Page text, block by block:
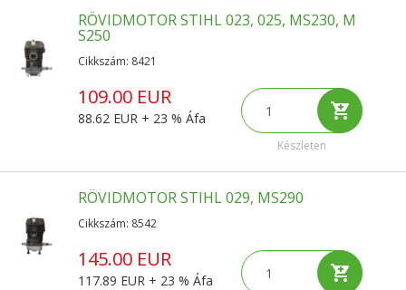
RÖVIDMOTOR STIHL 023, 025, MS230, M
S250
Cikkszám: 8421
109.00 EUR
88.62 EUR + 23 % Áfa
Készleten
RÖVIDMOTOR STIHL 029, MS290
Cikkszám: 8542
145.00 EUR
117.89 EUR + 23 % Áfa